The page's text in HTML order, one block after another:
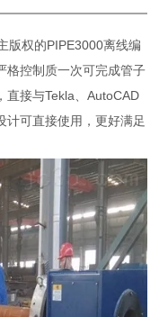
版权的PIPE3000离线编
格控制质一次可完成管子
直接与Tekla、AutoCAD
计可直接使用，更好满足